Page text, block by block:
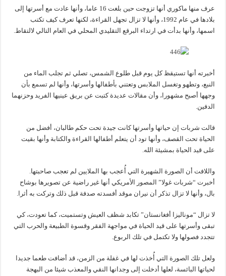
عرف منها ماكوري أنها تزوجت حين بلغت 16 عاما، وأنها عادت مع أسرتها إلى
بلادها في عام 1992، وأنها لا تزال تجهل القراءة، لكنها تعرف كيف تكتب
اسمها، وأنها بدأت في ارتداء البرقع التقليدي المحلي في العام التالي لالتقاط.
أخبرته أنها تستيقظ كل يوم قبل طلوع الشمس، تصلي ثم تجلب الماء من
النبع، وتطهو وتغسل الملابس وتعتني بأطفالها وأسرتها، وأنها لم تسمع بأن
وجهها أصبح مشهورا، وأن مقالات عديدة كتبت عن بريق عينيها الفريد وحزنهما
الدفين.
قالت شربات إن حياتها وأسرتها كانت جيدة تحت حكم طالبان، أفضل من
الحياة تحت القصف، وأنها تود أن يتعلم أطفالها القراءة والكتابة وأنها بقيت
على قيد الحياة بمشيئة الله.
واللافت أن الصورة الشهيرة التي أُعجب بها الملايين لم تعجب صاحبتها.
أخبرت “شربات غولا” المصور الأمريكي أنها غير راضية عن تصويرها بوشاح
بال، وأنها لا تزال تذكر أن نيران موقد أفسدته صدفة قبل ذلك وتركت به أثرا.
لا تزال “موناليزا أفغانستان” تكابد شظف العيش وتستميت، كما تعودت، كي
تبقى وأسرتها على قيد الحياة في مواجهة الفقر وقسوة الطبيعة والحرب التي
تتجدد فصولها ولا تكتمل في تلك الربوع.
ولعل تلك الصورة التي أُخذت لها في غفلة من الزمن، قد أضافت طعما جديدا
لحياتها البائسة، لعلها أدخلت إلى وجدانها النقي والمعذب شيئا من البهجة